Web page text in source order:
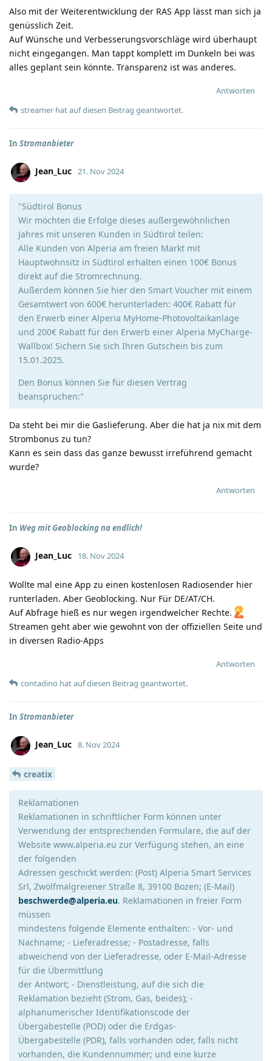
Also mit der Weiterentwicklung der RAS App lässt man sich ja
genüsslich Zeit.
Auf Wünsche und Verbesserungsvorschläge wird überhaupt
nicht eingegangen. Man tappt komplett im Dunkeln bei was
alles geplant sein könnte. Transparenz ist was anderes.
Antworten
streamer hatauf diesen Beitrag geantwortet.
In Stromanbieter
Jean_Luc 21. Nov 2024
"Südtirol Bonus
Wir möchten die Erfolge dieses außergewöhnlichen
Jahres mit unseren Kunden in Südtirol teilen:
Alle Kunden von Alperia am freien Markt mit
Hauptwohnsitz in Südtirol erhalten einen 100€ Bonus
direkt auf die Stromrechnung.
Außerdem können Sie hier den Smart Voucher mit einem
Gesamtwert von 600€ herunterladen: 400€ Rabatt für
den Erwerb einer Alperia MyHome-Photovoltaikanlage
und 200€ Rabatt für den Erwerb einer Alperia MyCharge-
Wallbox! Sichern Sie sich Ihren Gutschein bis zum
15.01.2025.
Den Bonus können Sie für diesen Vertrag
beanspruchen:"
Da steht bei mir die Gaslieferung. Aber die hat ja nix mit dem
Strombonus zu tun?
Kann es sein dass das ganze bewusst irreführend gemacht
wurde?
Antworten
In Weg mit Geoblocking na endlich!
Jean_Luc 18. Nov 2024
Wollte mal eine App zu einen kostenlosen Radiosender hier
runterladen. Aber Geoblocking. Nur Für DE/AT/CH.
Auf Abfrage hieß es nur wegen irgendwelcher Rechte.
Streamen geht aber wie gewohnt von der offiziellen Seite und
in diversen Radio-Apps
Antworten
contadino hatauf diesen Beitrag geantwortet.
In Stromanbieter
Jean_Luc 8. Nov 2024
creatix
Reklamationen
Reklamationen in schriftlicher Form können unter
Verwendung der entsprechenden Formulare, die auf der
Website www.alperia.eu zur Verfügung stehen, an eine
der folgenden
Adressen geschickt werden: (Post) Alperia Smart Services
Srl, Zwölfmalgreiener Straße 8, 39100 Bozen; (E-Mail)
beschwerde@alperia.eu. Reklamationen in freier Form
müssen
mindestens folgende Elemente enthalten: - Vor- und
Nachname; - Lieferadresse; - Postadresse, falls
abweichend von der Lieferadresse, oder E-Mail-Adresse
für die Übermittlung
der Antwort; - Dienstleistung, auf die sich die
Reklamation bezieht (Strom, Gas, beides); -
alphanumerischer Identifikationscode der
Übergabestelle (POD) oder die Erdgas-
Übergabestelle (PDR), falls vorhanden oder, falls nicht
vorhanden, die Kundennummer; und eine kurze